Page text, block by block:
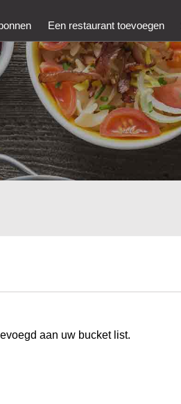
Een restaurant toevoegen
aan uw bucket list.